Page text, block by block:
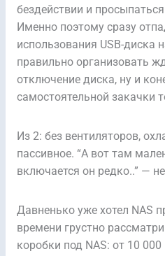
бездействии и
Именно поэтому сразу
использования USB-диска
правильно организовать
отключение диска, ну и
самостоятельной закачки
Из 2: без вентиляторов,
пассивное. “А вот там
включается он редко..” —
Давненько уже хотел NAS
времени грустно
коробки под NAS: от 10 000